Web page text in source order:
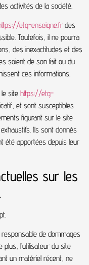
activités de la société.
etg-enseigne.fr des
Toutefois, il ne pourra
des inexactitudes et des
soient de son fait ou du
ces informations.
site https://etg-
et sont susceptibles
figurant sur le site
Ils sont donnés
été apportées depuis leur
sur les
de dommages
plus, l’utilisateur du site
un matériel récent, ne